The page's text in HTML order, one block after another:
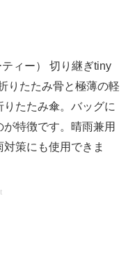
ィー） 切り継ぎtiny
りたたみ骨と極薄の軽
たたみ傘。バッグに
特徴です。晴雨兼用
策にも使用できま